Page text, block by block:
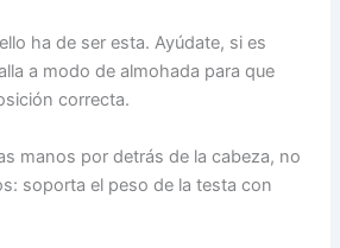
ha de ser esta. Ayúdate, si es
a modo de almohada para que
correcta.
manos por detrás de la cabeza, no
soporta el peso de la testa con